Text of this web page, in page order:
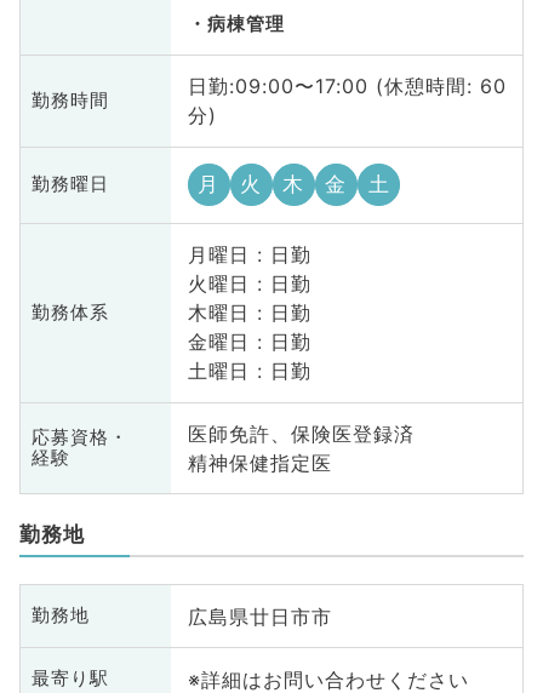
病棟管理
勤務時間
日勤:09:00〜17:00 (休憩時間: 60
分)
勤務曜日 月 火 木 金 土
勤務体系
月曜日 : 日勤
火曜日 : 日勤
木曜日 : 日勤
金曜日 : 日勤
土曜日 : 日勤
応募資格・
経験
医師免許、保険医登録済
精神保健指定医
勤務地
勤務地 広島県廿日市市
最寄り駅 ※詳細はお問い合わせください